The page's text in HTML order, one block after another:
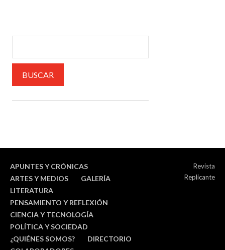
APUNTES Y CRÓNICAS
ARTES Y MEDIOS
GALERÍA
LITERATURA
PENSAMIENTO Y REFLEXIÓN
CIENCIA Y TECNOLOGÍA
POLÍTICA Y SOCIEDAD
¿QUIÉNES SOMOS?
DIRECTORIO
Revista
Replicante